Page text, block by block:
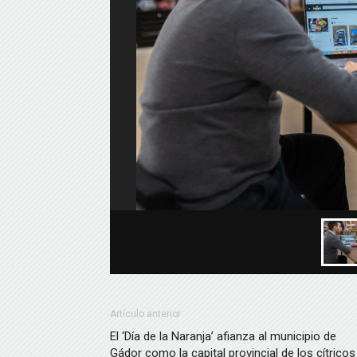
Artículo anterior
El ‘Día de la Naranja’ afianza al municipio de
Gádor como la capital provincial de los cítricos